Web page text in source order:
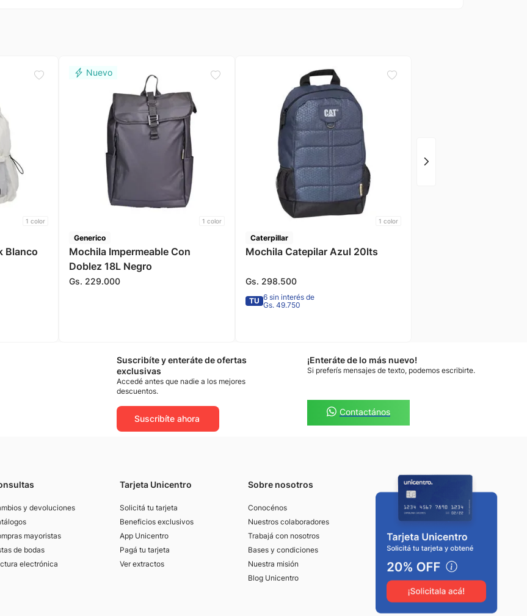
1 color
Blanco
1 color
Generico
Mochila Impermeable Con
Doblez 18L Negro
Gs. 229.000
1 color
Caterpillar
Mochila Catepilar Azul 20lts
Gs. 298.500
TU 6 sin interés de
Gs. 49.750
Suscribíte y enteráte de ofertas
exclusivas
Accedé antes que nadie a los mejores
descuentos.
Suscribíte ahora
¡Enteráte de lo más nuevo!
Si preferís mensajes de texto, podemos escribirte.
Contactános
y devoluciones
mayoristas
de bodas
electrónica
Tarjeta Unicentro
Solicitá tu tarjeta
Beneficios exclusivos
App Unicentro
Pagá tu tarjeta
Ver extractos
Sobre nosotros
Conocénos
Nuestros colaboradores
Trabajá con nosotros
Bases y condiciones
Nuestra misión
Blog Unicentro